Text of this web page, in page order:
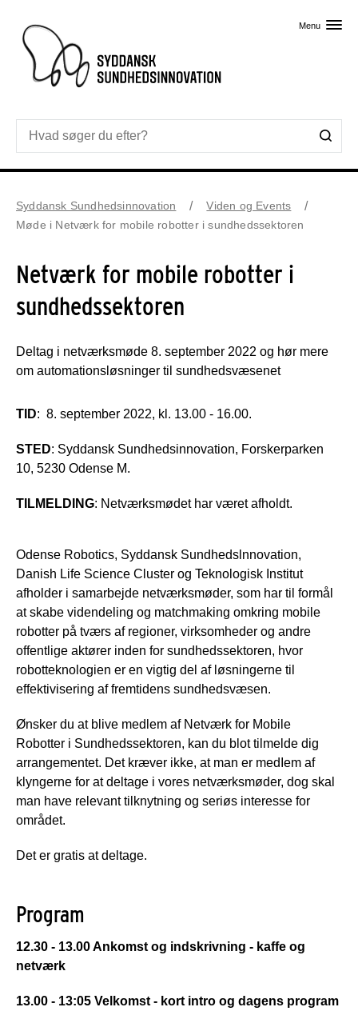
Menu
Syddansk Sundhedsinnovation
Viden og Events
Møde i Netværk for mobile robotter i sundhedssektoren
Netværk for mobile robotter i
sundhedssektoren
Deltag i netværksmøde 8. september 2022 og hør mere
om automationsløsninger til sundhedsvæsenet
TID: 8. september 2022, kl. 13.00 - 16.00.
STED: Syddansk Sundhedsinnovation, Forskerparken
10, 5230 Odense M.
TILMELDING: Netværksmødet har været afholdt.
Odense Robotics, Syddansk Sundhedslnnovation,
Danish Life Science Cluster og Teknologisk Institut
afholder i samarbejde netværksmøder, som har til formål
at skabe videndeling og matchmaking omkring mobile
robotter på tværs af regioner, virksomheder og andre
offentlige aktører inden for sundhedssektoren, hvor
robotteknologien er en vigtig del af løsningerne til
effektivisering af fremtidens sundhedsvæsen.
Ønsker du at blive medlem af Netværk for Mobile
Robotter i Sundhedssektoren, kan du blot tilmelde dig
arrangementet. Det kræver ikke, at man er medIem af
klyngerne for at deltage i vores netværksmøder, dog skal
man have relevant tilknytning og seriøs interesse for
området.
Det er gratis at deltage.
Program
12.30 - 13.00 Ankomst og indskrivning - kaffe og
netværk
13.00 - 13:05 Velkomst - kort intro og dagens program